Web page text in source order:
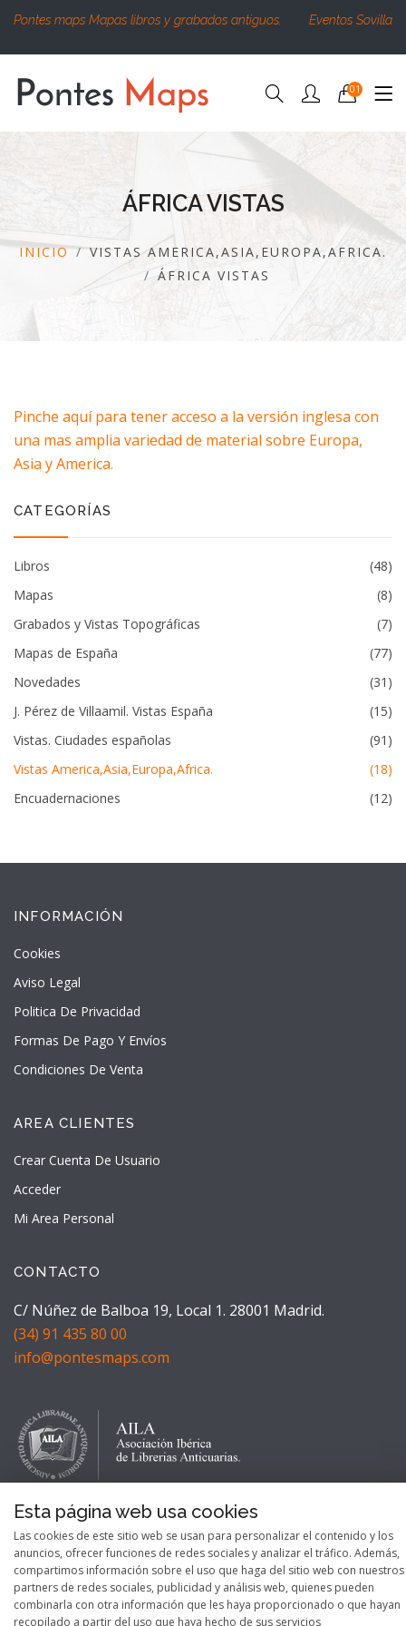
Pontes maps Mapas libros y grabados antiguos. Eventos Sovilla
01
ÁFRICA VISTAS
INICIO
VISTAS AMERICA,ASIA,EUROPA,AFRICA.
ÁFRICA VISTAS
Pinche aquí para tener acceso a la versión inglesa con
una mas amplia variedad de material sobre Europa,
Asia y America.
CATEGORÍAS
Libros
(48)
Mapas
(8)
Grabados y Vistas Topográficas
(7)
Mapas de España
(77)
Novedades
(31)
J. Pérez de Villaamil. Vistas España
(15)
Vistas. Ciudades españolas
(91)
Vistas America,Asia,Europa,Africa.
(18)
Encuadernaciones
(12)
INFORMACIÓN
Cookies
Aviso Legal
Politica De Privacidad
Formas De Pago Y Envíos
Condiciones De Venta
AREA CLIENTES
Crear Cuenta De Usuario
Acceder
Mi Area Personal
CONTACTO
C/ Núñez de Balboa 19, Local 1. 28001 Madrid.
(34) 91 435 80 00
info@pontesmaps.com
Esta página web usa cookies
Las cookies de este sitio web se usan para personalizar el contenido y los
anuncios, ofrecer funciones de redes sociales y analizar el tráfico. Además,
compartimos información sobre el uso que haga del sitio web con nuestros
partners de redes sociales, publicidad y análisis web, quienes pueden
combinarla con otra información que les haya proporcionado o que hayan
recopilado a partir del uso que haya hecho de sus servicios